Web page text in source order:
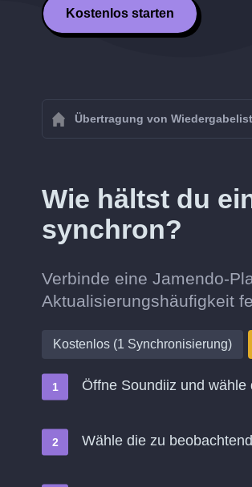
Kostenlos starten
Übertragung von
Wie hältst du
synchron?
Verbinde eine Jamendo-
Aktualisierungshäufigkeit
Kostenlos (1 Synchronisierung)
Öffne Soundiiz und wähle
Wähle die zu